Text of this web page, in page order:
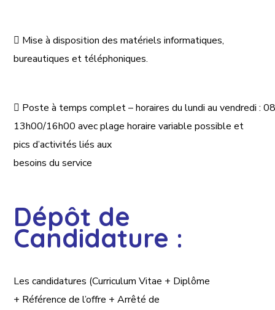
 Mise à disposition des matériels informatiques,
bureautiques et téléphoniques.
 Poste à temps complet – horaires du lundi au vendredi :
13h00/16h00 avec plage horaire variable possible et
pics d’activités liés aux
besoins du service
Dépôt de
Candidature :
Les candidatures (Curriculum Vitae + Diplôme
+ Référence de l’offre + Arrêté de